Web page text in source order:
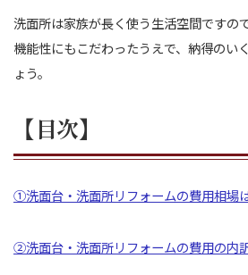
洗面所は家族が長く使う生活空間ですの
機能性にもこだわったうえで、納得のい
ょう。
【目次】
①洗面台・洗面所リフォームの費用相場
②洗面台・洗面所リフォームの費用の内